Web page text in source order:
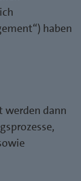
haben
werden dann